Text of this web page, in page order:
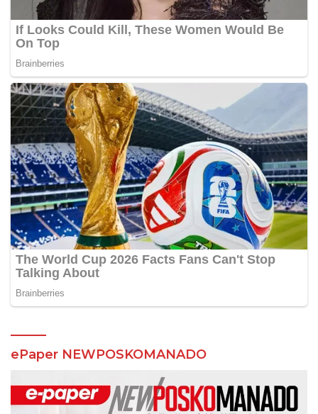
ePaper NEWPOSKOMANADO